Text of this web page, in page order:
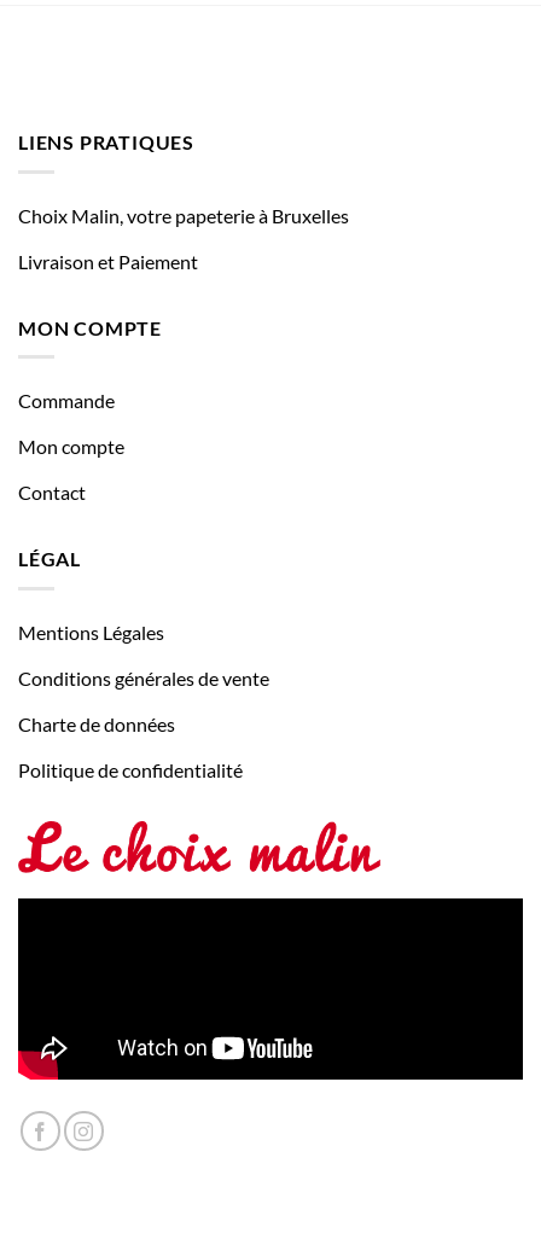
LIENS PRATIQUES
Choix Malin, votre papeterie à Bruxelles
Livraison et Paiement
MON COMPTE
Commande
Mon compte
Contact
LÉGAL
Mentions Légales
Conditions générales de vente
Charte de données
Politique de confidentialité